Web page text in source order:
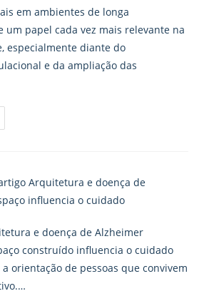
em ambientes de longa
um papel cada vez mais relevante na
especialmente diante do
e da ampliação das
e doença de Alzheimer
construído influencia o cuidado
orientação de pessoas que convivem